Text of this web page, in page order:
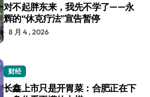
对不起胖东来，我先不学了——永
辉的“休克疗法”宣告暂停
8 月 4 , 2026
财经
长鑫上市只是开胃菜：合肥正在下